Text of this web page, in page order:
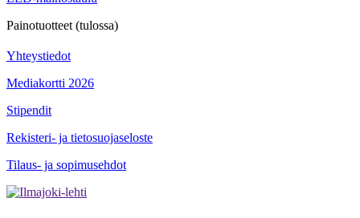
Painotuotteet (tulossa)
Yhteystiedot
Mediakortti 2026
Stipendit
Rekisteri- ja tietosuojaseloste
Tilaus- ja sopimusehdot